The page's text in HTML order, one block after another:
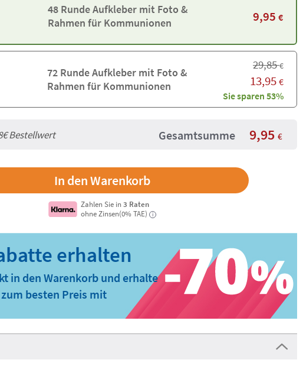
48 Runde Aufkleber mit Foto &
Rahmen für Kommunionen
9,95 €
72 Runde Aufkleber mit Foto &
Rahmen für Kommunionen
29,85€
13,95 €
Sie sparen 53%
Bestellwert Gesamtsumme 9,95 €
Zahlen Sie in3 Raten
ohne Zinsen(0% TAE)
i
in den Warenkorb und erhalte
zum besten Preis mit